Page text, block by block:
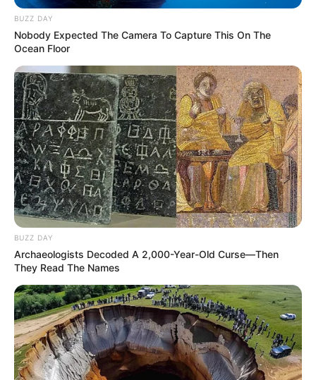
BUZZ DAY
Nobody Expected The Camera To Capture This On The
Ocean Floor
BUZZ DAY
Archaeologists Decoded A 2,000-Year-Old Curse—Then
They Read The Names